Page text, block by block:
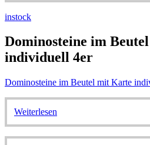
instock
Dominosteine im
individuell 4er
Dominosteine im Beutel mit Karte
Weiterlesen